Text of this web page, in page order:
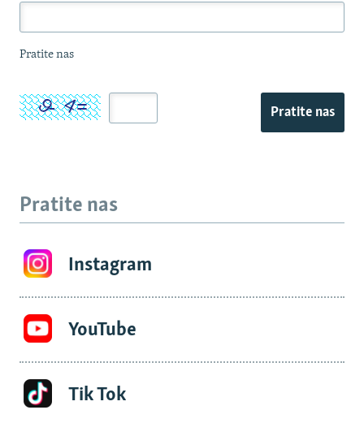
Pratite nas
Pratite nas
Pratite nas
Instagram
YouTube
Tik Tok